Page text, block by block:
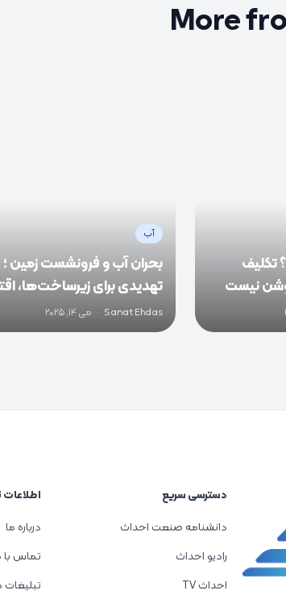
More
تکلیف
نیست
آب
بحران آب و فرونشست زمین ؛
تهدیدی برای زیرساخت‌ها،
و اجتماع ایران
Sanat Ehdas
· می 14, 2025
دسترسی سریع
دانشنامه صنعت احداث
رادیو احداث
احداث TV
درباره ما
تماس با
تبلیغات